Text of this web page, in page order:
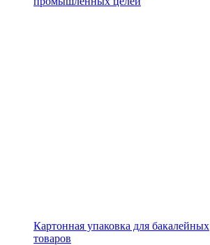
Картонная упаковка для бакалейных
товаров